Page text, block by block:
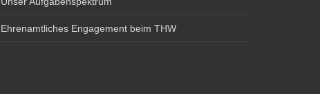
Ehrenamtliches Engagement beim THW